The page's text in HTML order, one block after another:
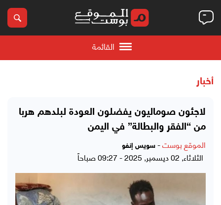
القائمة
أخبار
لاجئون صوماليون يفضلون العودة لبلدهم هربا
من “الفقر والبطالة” في اليمن
الموقع بوست- سويس إنفو
الثلاثاء, 02 ديسمبر, 2025 - 09:27 صباحاً